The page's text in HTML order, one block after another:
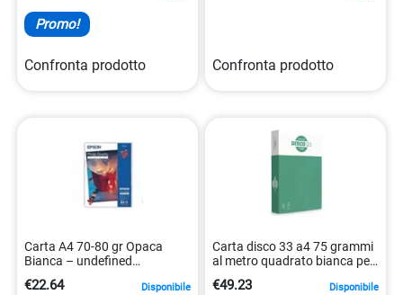
Promo!
Confronta prodotto Confronta prodotto
Carta A4 70-80 gr Opaca
Bianca – undefined
€22.64 Disponibile
Carta disco 33 a4 75 grammi
al metro quadrato bianca per
€49.23 Disponibile